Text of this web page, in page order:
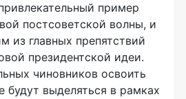
пример
постсоветской волны, и
из главных препятствий
президентской идеи.
чиновников освоить
будут выделяться в рамках